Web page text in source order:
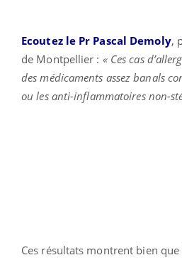
Ecoutez le Pr Pascal Demoly,
de Montpellier : « Ces cas
des médicaments assez banals
ou les anti-inflammatoires non-
Ces résultats montrent bien que